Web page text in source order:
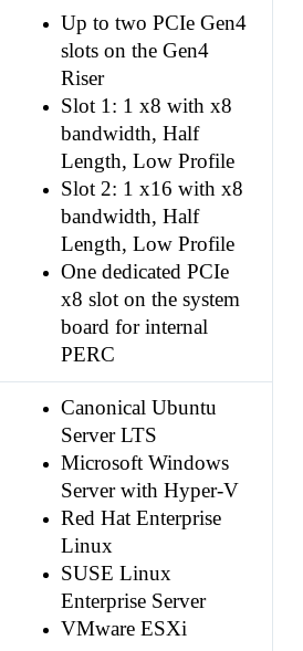
Up to two PCIe Gen4
slots on the Gen4
Riser
Slot 1: 1 x8 with x8
bandwidth, Half
Length, Low Profile
Slot 2: 1 x16 with x8
bandwidth, Half
Length, Low Profile
One dedicated PCIe
x8 slot on the system
board for internal
PERC
Canonical Ubuntu
Server LTS
Microsoft Windows
Server with Hyper-V
Red Hat Enterprise
Linux
SUSE Linux
Enterprise Server
VMware ESXi